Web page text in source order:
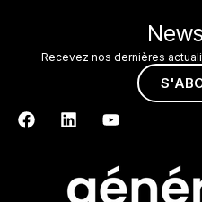
Recevez nos dernières